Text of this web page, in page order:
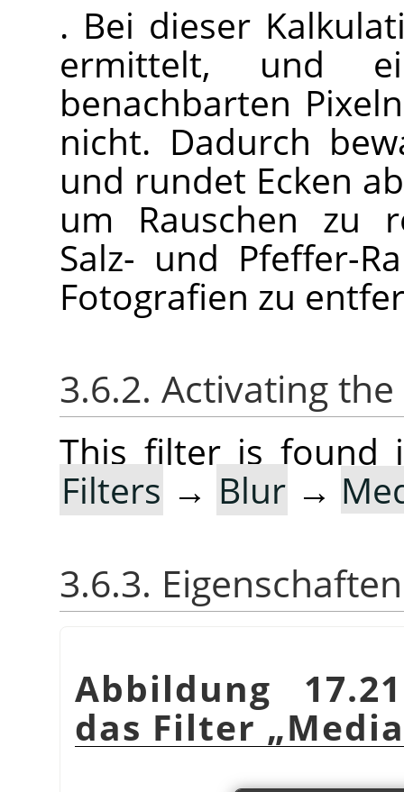
. Bei dieser
ermittelt, und
benachbarten
nicht. Dadurch
und rundet Ecken
um Rauschen zu
Salz- und Pfeffer-
Fotografien zu
3.6.2. Activating
This filter is found
Filters → Blur →
3.6.3. Eigenschaften
Abbildung
das Filter„